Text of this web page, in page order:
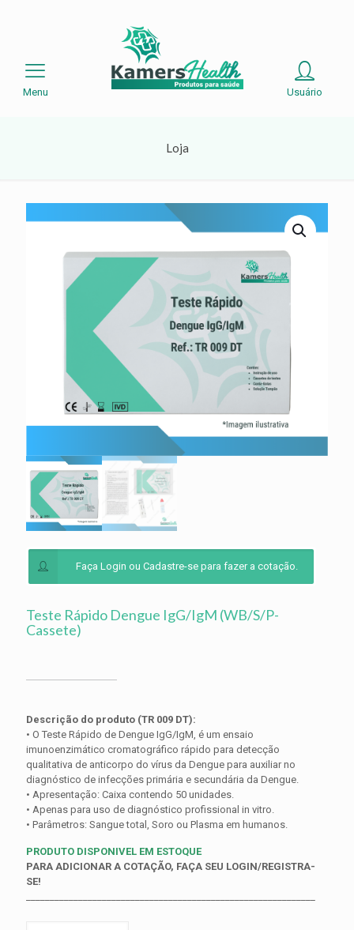
Menu Usuário
Loja
Faça Login ou Cadastre-se para fazer a cotação.
Teste Rápido Dengue IgG/IgM (WB/S/P-
Cassete)
Descrição do produto (TR 009 DT):
• O Teste Rápido de Dengue IgG/IgM, é um ensaio
imunoenzimático cromatográfico rápido para detecção
qualitativa de anticorpo do vírus da Dengue para auxiliar no
diagnóstico de infecções primária e secundária da Dengue.
• Apresentação: Caixa contendo 50 unidades.
• Apenas para uso de diagnóstico profissional in vitro.
• Parâmetros: Sangue total, Soro ou Plasma em humanos.
PRODUTO DISPONIVEL EM ESTOQUE
PARA ADICIONAR A COTAÇÃO, FAÇA SEU LOGIN/REGISTRA-
SE!